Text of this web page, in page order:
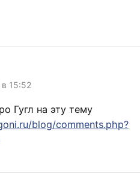
15:52
Гугл на эту тему
blog/comments.php?